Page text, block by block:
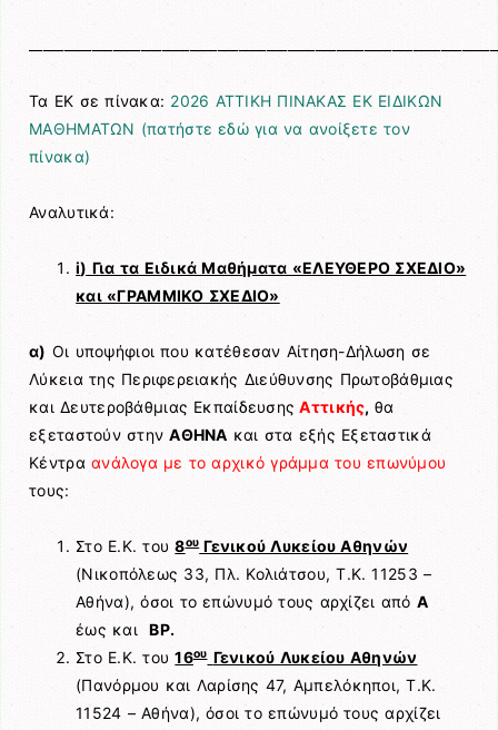
Τα ΕΚ σε πίνακα: 2026 ΑΤΤΙΚΗ ΠΙΝΑΚΑΣ ΕΚ ΕΙΔΙΚΩΝ
ΜΑΘΗΜΑΤΩΝ (πατήστε εδώ για να ανοίξετε τον
πίνακα)
Αναλυτικά:
i) Για τα Ειδικά Μαθήματα «ΕΛΕΥΘΕΡΟ ΣΧΕΔΙΟ»
και «ΓΡΑΜΜΙΚΟ ΣΧΕΔΙΟ»
α) Οι υποψήφιοι που κατέθεσαν Αίτηση-Δήλωση σε
Λύκεια της Περιφερειακής Διεύθυνσης Πρωτοβάθμιας
και Δευτεροβάθμιας Εκπαίδευσης Αττικής, θα
εξεταστούν στηνΑΘΗΝΑ και στα εξής Εξεταστικά
Κέντρα ανάλογα με το αρχικό γράμμα του επωνύμου
τους:
Στο Ε.Κ. του8ουΓενικού Λυκείου Αθηνών
(Νικοπόλεως 33, Πλ. Κολιάτσου, Τ.Κ. 11253 –
Αθήνα), όσοι το επώνυμό τους αρχίζει από Α
έως καιΒΡ.
Στο Ε.Κ. του16ου Γενικού Λυκείου Αθηνών
(Πανόρμου και Λαρίσης 47, Αμπελόκηποι, Τ.Κ.
11524 – Αθήνα), όσοι το επώνυμό τους αρχίζει